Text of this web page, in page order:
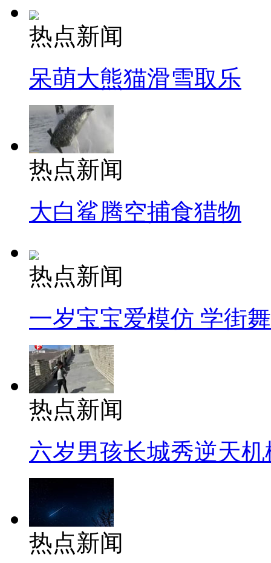
热点新闻
呆萌大熊猫滑雪取乐
热点新闻
大白鲨腾空捕食猎物
热点新闻
一岁宝宝爱模仿 学街
热点新闻
六岁男孩长城秀逆天机
热点新闻